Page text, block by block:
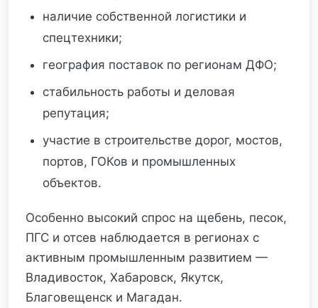
наличие собственной логистики и
спецтехники;
география поставок по регионам ДФО;
стабильность работы и деловая
репутация;
участие в строительстве дорог, мостов,
портов, ГОКов и промышленных
объектов.
Особенно высокий спрос на щебень, песок,
ПГС и отсев наблюдается в регионах с
активным промышленным развитием —
Владивосток, Хабаровск, Якутск,
Благовещенск и Магадан.